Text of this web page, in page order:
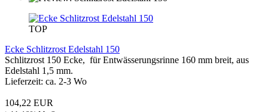
TOP
Ecke Schlitzrost Edelstahl 150
Schlitzrost 150 Ecke, für Entwässerungsrinne 160 mm breit, aus
Edelstahl 1,5 mm.
Lieferzeit: ca. 2-3 Wo
104,22 EUR